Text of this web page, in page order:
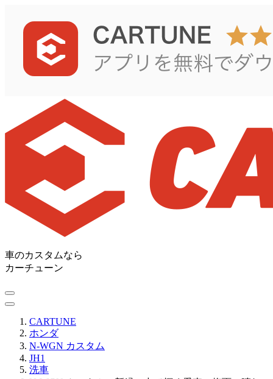
車のカスタムなら
カーチューン
CARTUNE
ホンダ
N-WGN カスタム
JH1
洗車